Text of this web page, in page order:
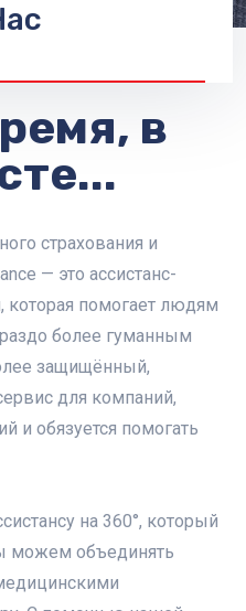
в
страхования и
— это ассистанс-
которая помогает людям
более гуманным
защищённый,
для компаний,
и обязуется помогать
на 360°, который
можем объединять